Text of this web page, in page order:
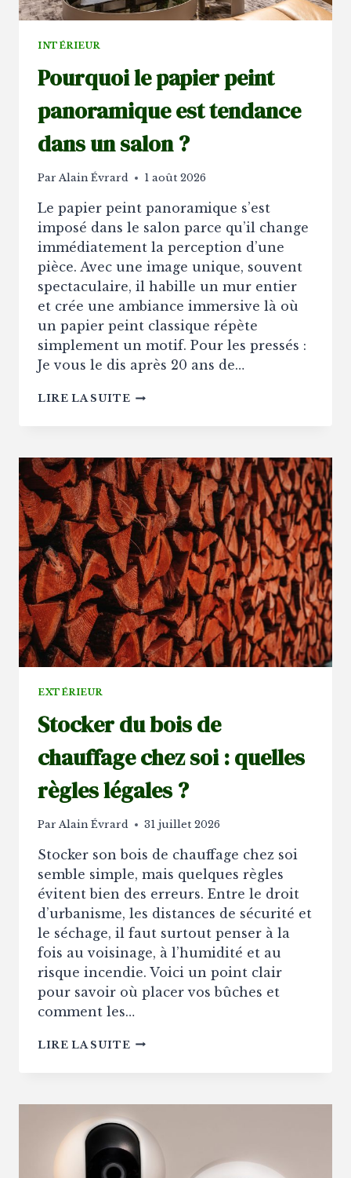
INTÉRIEUR
Pourquoi le papier peint
panoramique est tendance
dans un salon ?
Par Alain Évrard 1 août 2026
Le papier peint panoramique s’est
imposé dans le salon parce qu’il change
immédiatement la perception d’une
pièce. Avec une image unique, souvent
spectaculaire, il habille un mur entier
et crée une ambiance immersive là où
un papier peint classique répète
simplement un motif. Pour les pressés :
Je vous le dis après 20 ans de…
LIRE LA SUITE POURQUOI
PANORAMIQUE
EST
TENDANCE
DANS
UN
SALON
?
EXTÉRIEUR
Stocker du bois de
chauffage chez soi : quelles
règles légales ?
Par Alain Évrard 31 juillet 2026
Stocker son bois de chauffage chez soi
semble simple, mais quelques règles
évitent bien des erreurs. Entre le droit
d’urbanisme, les distances de sécurité et
le séchage, il faut surtout penser à la
fois au voisinage, à l’humidité et au
risque incendie. Voici un point clair
pour savoir où placer vos bûches et
comment les…
LIRE LA SUITE STOCKER
CHAUFFAGE
CHEZ
SOI
:
QUELLES